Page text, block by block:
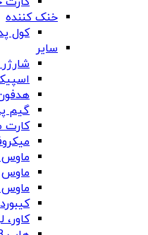
خنک کننده
کول
سایر
گیم
کارت
ماوس
ماوس
ماوس
کیبورد
کاور،